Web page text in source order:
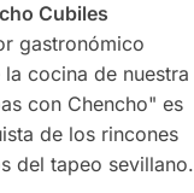
Cubiles
gastronómico
cocina de nuestra
con Chencho" es
de los rincones
del tapeo sevillano.